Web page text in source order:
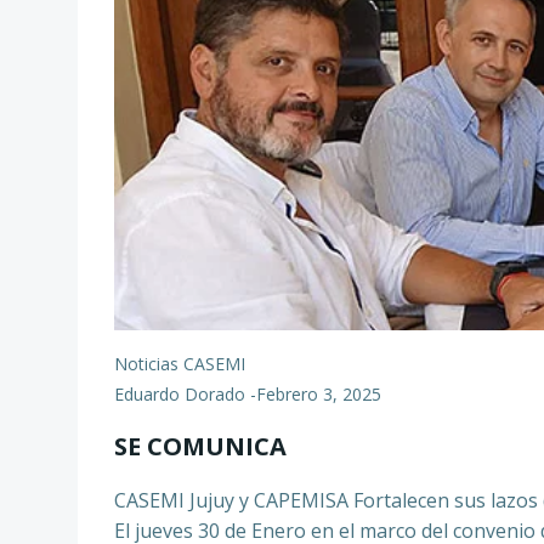
Noticias CASEMI
Eduardo Dorado -Febrero 3, 2025
SE COMUNICA
CASEMI Jujuy y CAPEMISA Fortalecen sus
El jueves 30 de Enero en el marco del